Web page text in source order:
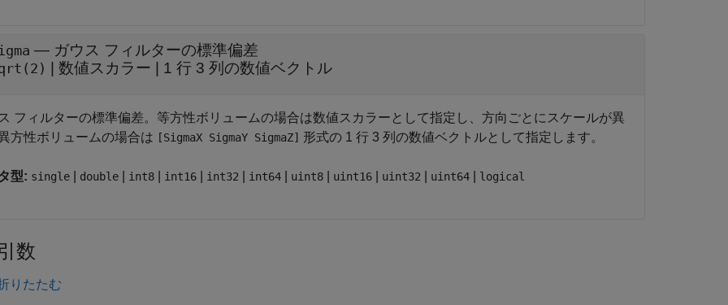
— ガウス フィルターの標準偏差
数値スカラー 1 行 3 列の数値ベクトル
フィルターの標準偏差。等方性ボリュームの場合は数値スカラーとして指定し、方向ごとにスケールが異
方性ボリュームの場合は [SigmaX SigmaY SigmaZ] 形式の 1 行 3 列の数値ベクトルとして指定します。
型: single double int8 int16 int32 int64 uint8 uint16 uint32 uint64 logical
数
りたたむ